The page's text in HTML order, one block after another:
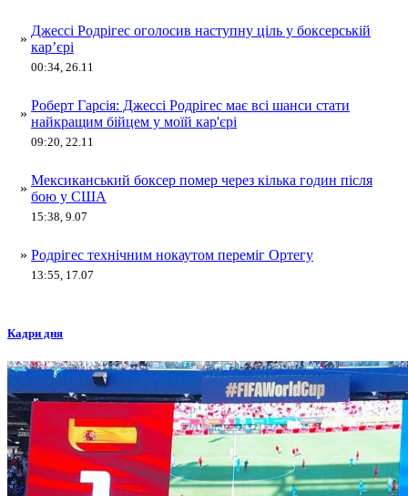
»
Джессі Родрігес оголосив наступну ціль у боксерській
кар’єрі
00:34, 26.11
»
Роберт Гарсія: Джессі Родрігес має всі шанси стати
найкращим бійцем у моїй кар'єрі
09:20, 22.11
»
Мексиканський боксер помер через кілька годин після
бою у США
15:38, 9.07
» Родрігес технічним нокаутом переміг Ортегу
13:55, 17.07
Кадри дня